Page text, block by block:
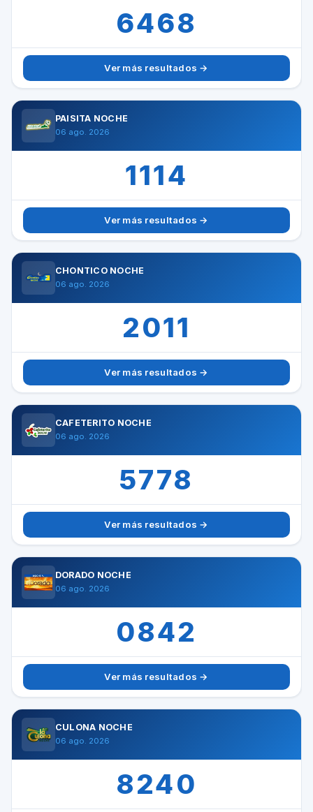
6468
Ver más resultados →
PAISITA NOCHE
06 ago. 2026
1114
Ver más resultados →
CHONTICO NOCHE
06 ago. 2026
2011
Ver más resultados →
CAFETERITO NOCHE
06 ago. 2026
5778
Ver más resultados →
DORADO NOCHE
06 ago. 2026
0842
Ver más resultados →
CULONA NOCHE
06 ago. 2026
8240